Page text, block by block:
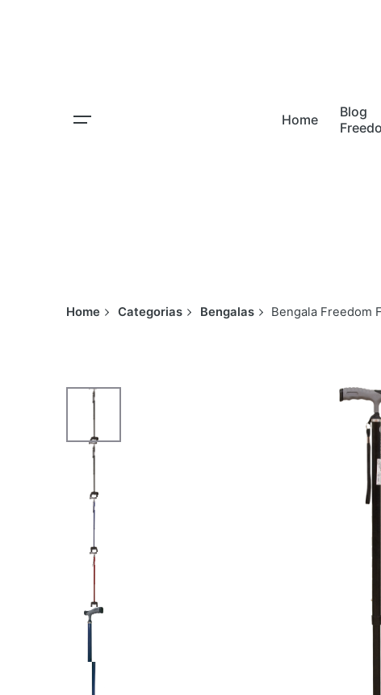
Home
Blog
Home Categorias Bengalas Bengala Freedom